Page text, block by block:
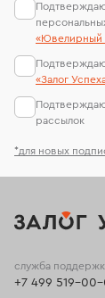
*для новых
«Ювелирный
«Залог
рассылок
служба
+7 499 519-